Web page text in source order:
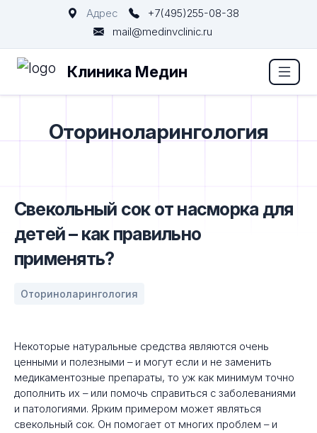
Адрес
+7(495)255-08-38
mail@medinvclinic.ru
Клиника Медин
Оториноларингология
Свекольный сок от насморка для
детей – как правильно
применять?
Оториноларингология
Некоторые натуральные средства являются очень
ценными и полезными – и могут если и не заменить
медикаментозные препараты, то уж как минимум точно
дополнить их – или помочь справиться с заболеваниями
и патологиями. Ярким примером может являться
свекольный сок. Он помогает от многих проблем – и